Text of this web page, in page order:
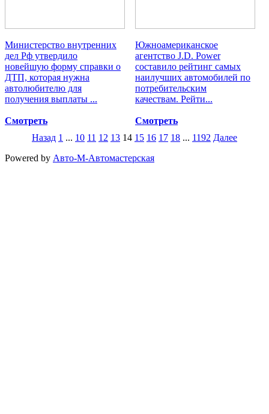
Министерство внутренних
дел Рф утвердило
новейшую форму справки о
ДТП, которая нужна
автолюбителю для
получения выплаты ...
Смотреть
Южноамериканское
агентство J.D. Power
составило рейтинг самых
наилучших автомобилей по
потребительским
качествам. Рейти...
Смотреть
Назад 1 ... 10 11 12 13 14 15 16 17 18 ... 1192 Далее
Powered by Авто-М-Автомастерская